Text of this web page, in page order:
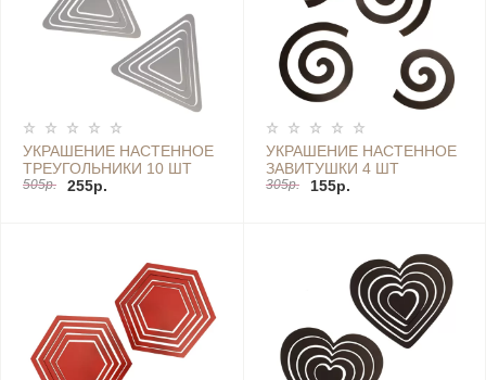
УКРАШЕНИЕ НАСТЕННОЕ
ТРЕУГОЛЬНИКИ 10 ШТ
505р. 255р.
УКРАШЕНИЕ НАСТЕННОЕ
ЗАВИТУШКИ 4 ШТ
305р. 155р.